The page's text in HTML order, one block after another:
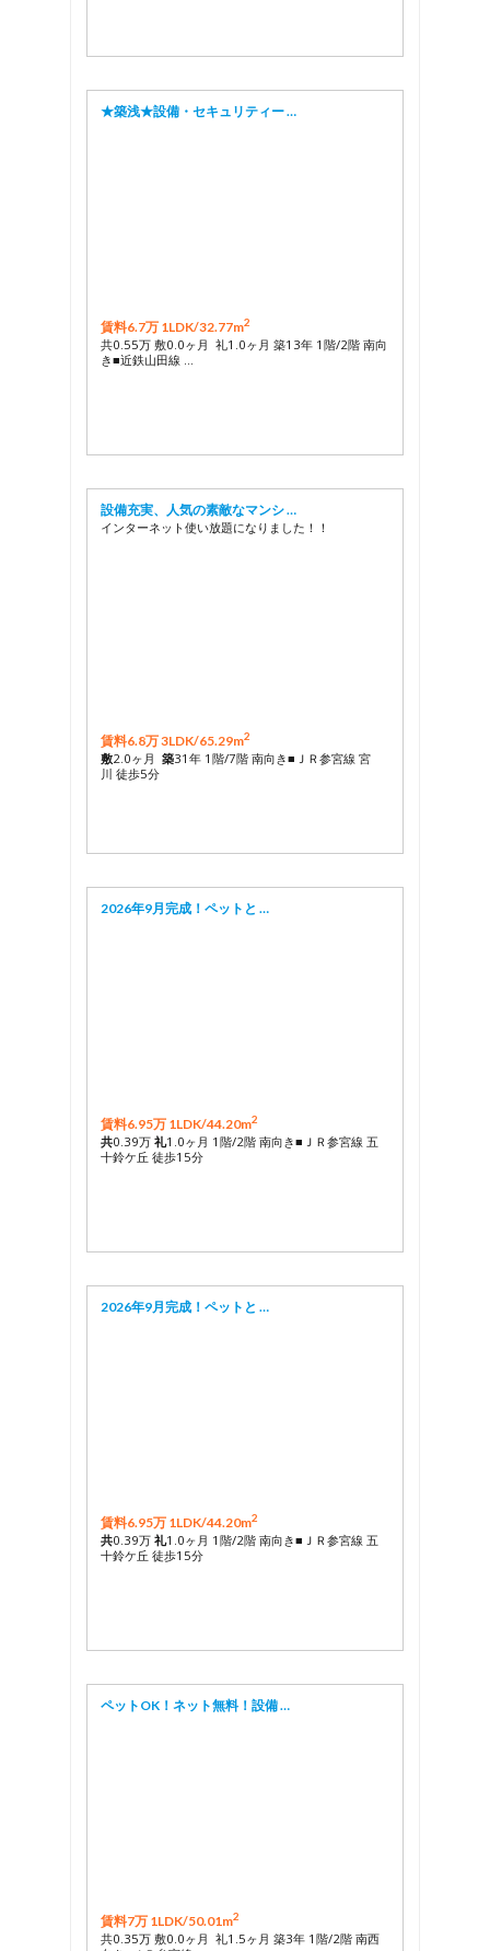
★築浅★設備・セキュリティー …
賃料6.7万 1LDK/32.77m2
共0.55万 敷0.0ヶ月 礼1.0ヶ月 築13年 1階/2階 南向
き■近鉄山田線 …
設備充実、人気の素敵なマンシ …
インターネット使い放題になりました！！
賃料6.8万 3LDK/65.29m2
敷2.0ヶ月 築31年 1階/7階 南向き■ＪＲ参宮線 宮
川 徒歩5分
2026年9月完成！ペットと …
賃料6.95万 1LDK/44.20m2
共0.39万 礼1.0ヶ月 1階/2階 南向き■ＪＲ参宮線 五
十鈴ケ丘 徒歩15分
2026年9月完成！ペットと …
賃料6.95万 1LDK/44.20m2
共0.39万 礼1.0ヶ月 1階/2階 南向き■ＪＲ参宮線 五
十鈴ケ丘 徒歩15分
ペットOK！ネット無料！設備 …
賃料7万 1LDK/50.01m2
共0.35万 敷0.0ヶ月 礼1.5ヶ月 築3年 1階/2階 南西